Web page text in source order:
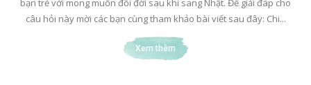
bạn trẻ với mong muốn đổi đời sau khi sang Nhật. Để giải đáp cho
câu hỏi này mời các bạn cùng tham khảo bài viết sau đây: Chi...
Xem thêm